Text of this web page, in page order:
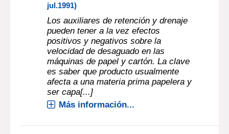
jul.1991)
Los auxiliares de retención y drenaje
pueden tener a la vez efectos
positivos y negativos sobre la
velocidad de desaguado en las
máquinas de papel y cartón. La clave
es saber que producto usualmente
afecta a una materia prima papelera y
ser capa[...]
Más información...